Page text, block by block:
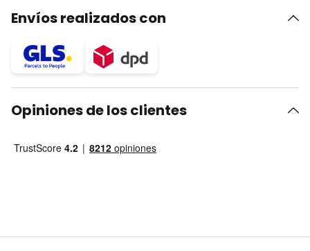
Envíos realizados con
Opiniones de los clientes